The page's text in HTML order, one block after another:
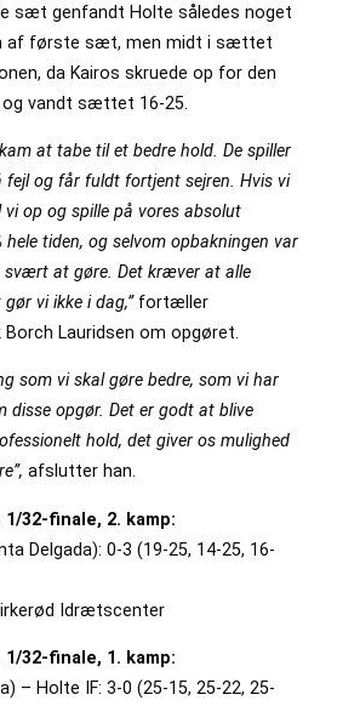
sæt genfandt Holte således noget
af første sæt, men midt i sættet
da Kairos skruede op for den
vandt sættet 16-25.
at tabe til et bedre hold. De spiller
fejl og får fuldt fortjent sejren. Hvis vi
op og spille på vores absolut
hele tiden, og selvom opbakningen var
svært at gøre. Det kræver at alle
vi ikke i dag,” fortæller
Lauridsen om opgøret.
som vi skal gøre bedre, som vi har
disse opgør. Det er godt at blive
hold, det giver os mulighed
afslutter han.
1/32-finale, 2. kamp:
Delgada): 0-3 (19-25, 14-25, 16-
Idrætscenter
1/32-finale, 1. kamp:
– Holte IF: 3-0 (25-15, 25-22, 25-